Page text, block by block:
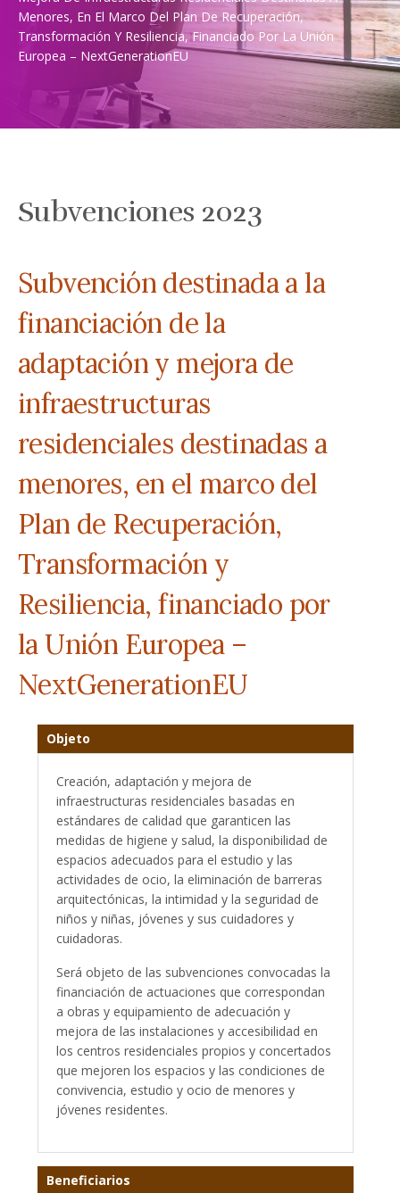
Menores, En El Marco Del Plan De Recuperación,
Transformación Y Resiliencia, Financiado Por La Unión
Europea – NextGenerationEU
Subvenciones 2023
Subvención destinada a la
financiación de la
adaptación y mejora de
infraestructuras
residenciales destinadas a
menores, en el marco del
Plan de Recuperación,
Transformación y
Resiliencia, financiado por
la Unión Europea –
NextGenerationEU
Objeto
Creación, adaptación y mejora de
infraestructuras residenciales basadas en
estándares de calidad que garanticen las
medidas de higiene y salud, la disponibilidad de
espacios adecuados para el estudio y las
actividades de ocio, la eliminación de barreras
arquitectónicas, la intimidad y la seguridad de
niños y niñas, jóvenes y sus cuidadores y
cuidadoras.
Será objeto de las subvenciones convocadas la
financiación de actuaciones que correspondan
a obras y equipamiento de adecuación y
mejora de las instalaciones y accesibilidad en
los centros residenciales propios y concertados
que mejoren los espacios y las condiciones de
convivencia, estudio y ocio de menores y
jóvenes residentes.
Beneficiarios